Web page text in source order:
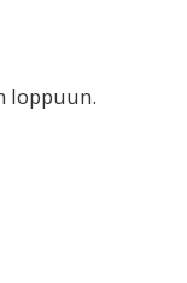
loppuun.